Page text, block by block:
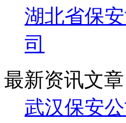
湖北省保
司
最新资讯文章
武汉保安